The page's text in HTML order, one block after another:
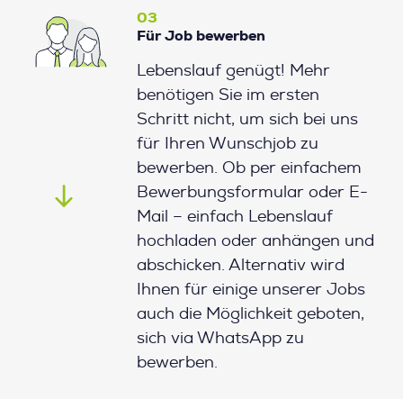
03
Für Job bewerben
Lebenslauf genügt! Mehr
benötigen Sie im ersten
Schritt nicht, um sich bei uns
für Ihren Wunschjob zu
bewerben. Ob per einfachem
Bewerbungsformular oder E-
Mail – einfach Lebenslauf
hochladen oder anhängen und
abschicken. Alternativ wird
Ihnen für einige unserer Jobs
auch die Möglichkeit geboten,
sich via WhatsApp zu
bewerben.